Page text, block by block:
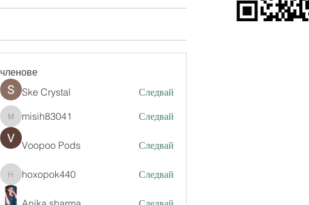
членове
Ske Crystal Следвай
misih83041
misih83041 Следвай
Voopoo Pods Следвай
hoxopok440
hoxopok440 Следвай